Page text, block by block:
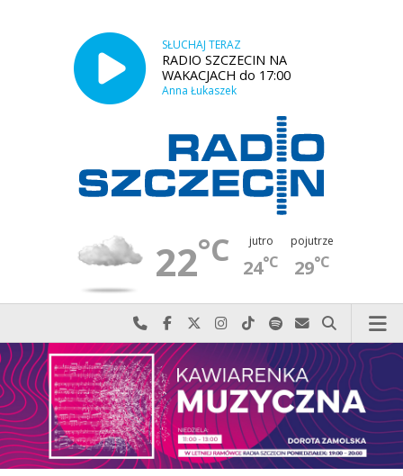
SŁUCHAJ TERAZ
RADIO SZCZECIN NA
WAKACJACH do 17:00
Anna Łukaszek
22°C jutro
24°C
pojutrze
29°C
Najlepiej po prostu do nas zadzwoń
Odwiedź nas na Facebook-u
Odwiedź nas na X
Odwiedź nas na Instagram-ie
Odwiedź nas na TikTok-u
Szukaj nas na Spotify
Wyślij do nas
Szukaj